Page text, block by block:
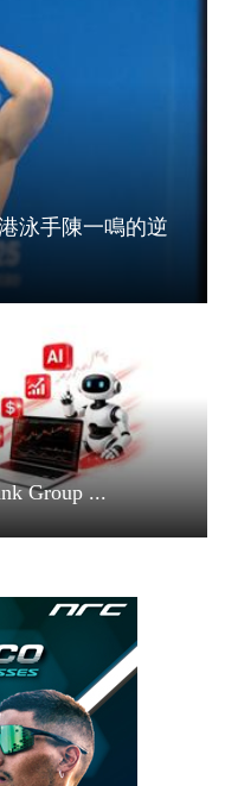
泳手陳一鳴的逆
Group ...